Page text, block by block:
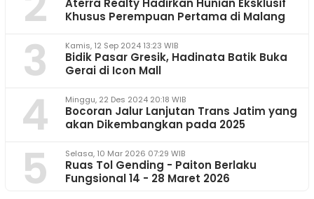
Aterra Realty Hadirkan Hunian Eksklusif
Khusus Perempuan Pertama di Malang
3 Kamis, 12 Sep 2024 13:23 WIB
Bidik Pasar Gresik, Hadinata Batik Buka
Gerai di Icon Mall
4 Minggu, 22 Des 2024 20:18 WIB
Bocoran Jalur Lanjutan Trans Jatim yang
akan Dikembangkan pada 2025
5 Selasa, 10 Mar 2026 07:29 WIB
Ruas Tol Gending - Paiton Berlaku
Fungsional 14 - 28 Maret 2026